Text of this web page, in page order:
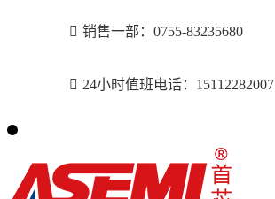
销售一部：0755-83235680
24小时值班电话：15112282007